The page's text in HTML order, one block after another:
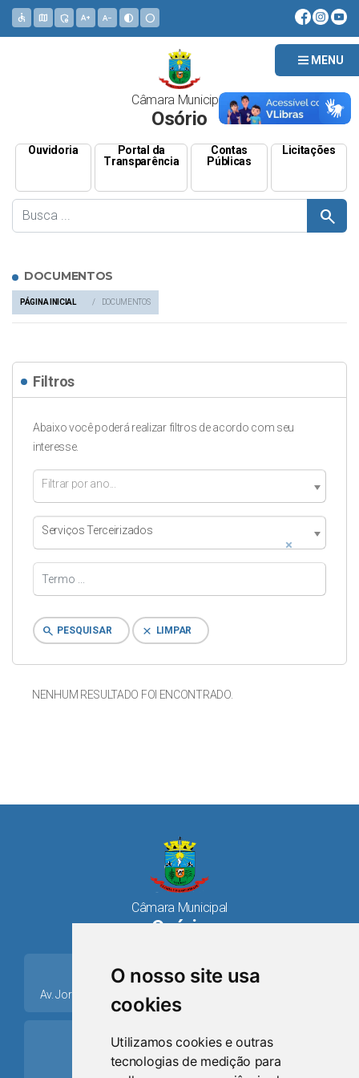
O nosso site usa
cookies
Utilizamos cookies e outras
tecnologias de medição para
MENU
accessible map admin_panel_settings text_increase text_decrease contrast circle
Câmara Municipal
Osório
Ouvidoria
Portal da
Transparência
Contas
Públicas
Licitações
search
DOCUMENTOS
PÁGINA INICIAL DOCUMENTOS
NENHUM RESULTADO FOI ENCONTRADO.
Filtros
Abaixo você poderá realizar filtros de acordo com seu
interesse.
Filtrar por ano...
×
Serviços Terceirizados
search PESQUISAR clear LIMPAR
Câmara Municipal
Osório
place
Av. Jorge Dariva, 1211, Centro CEP: 95520.000 - Osório/RS
ring_volume
Telefone